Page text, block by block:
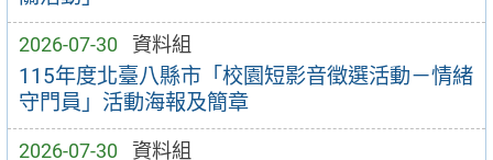
2026-07-30 資料組
115年度北臺八縣市「校園短影音徵選活動－情緒
守門員」活動海報及簡章
2026-07-30 資料組